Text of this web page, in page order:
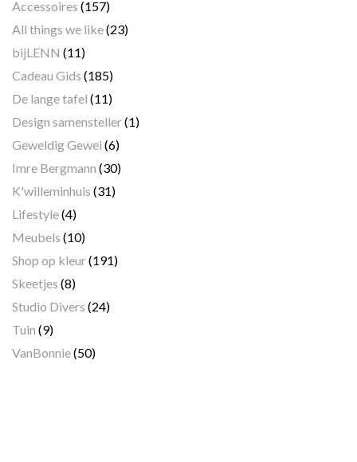
Accessoires (157)
All things we like(23)
bijLENN (11)
Cadeau Gids (185)
De lange tafel (11)
Design samensteller(1)
Geweldig Gewei (6)
Imre Bergmann (30)
K'willeminhuis (31)
Lifestyle(4)
Meubels (10)
Shop op kleur(191)
Skeetjes (8)
Studio Divers (24)
Tuin (9)
VanBonnie(50)